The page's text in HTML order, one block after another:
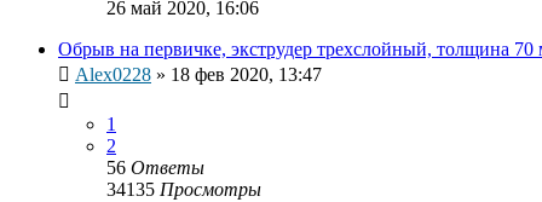
26 май 2020, 16:06
Обрыв на первичке, экструдер трехслойный, толщина 70
Alex0228 » 18 фев 2020, 13:47
1
2
56 Ответы
34135 Просмотры